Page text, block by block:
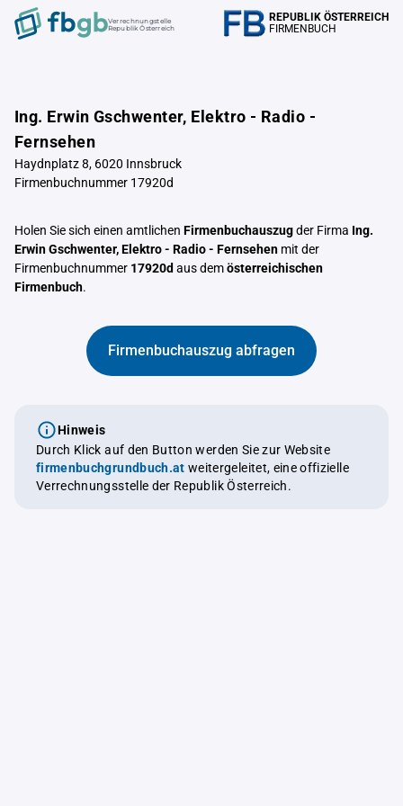
Verrechnungstelle
Republik Österreich
REPUBLIK ÖSTERREICH
FIRMENBUCH
Ing. Erwin Gschwenter, Elektro - Radio -
Fernsehen
Haydnplatz 8, 6020 Innsbruck
Firmenbuchnummer 17920d
Holen Sie sich einen amtlichen Firmenbuchauszugder Firma Ing.
Erwin Gschwenter, Elektro - Radio - Fernsehen mit der
Firmenbuchnummer 17920d aus demösterreichischen
Firmenbuch.
Firmenbuchauszug abfragen
Hinweis
Durch Klick auf den Button werden Sie zur Website
firmenbuchgrundbuch.at weitergeleitet, eine offizielle
Verrechnungsstelle der Republik Österreich.